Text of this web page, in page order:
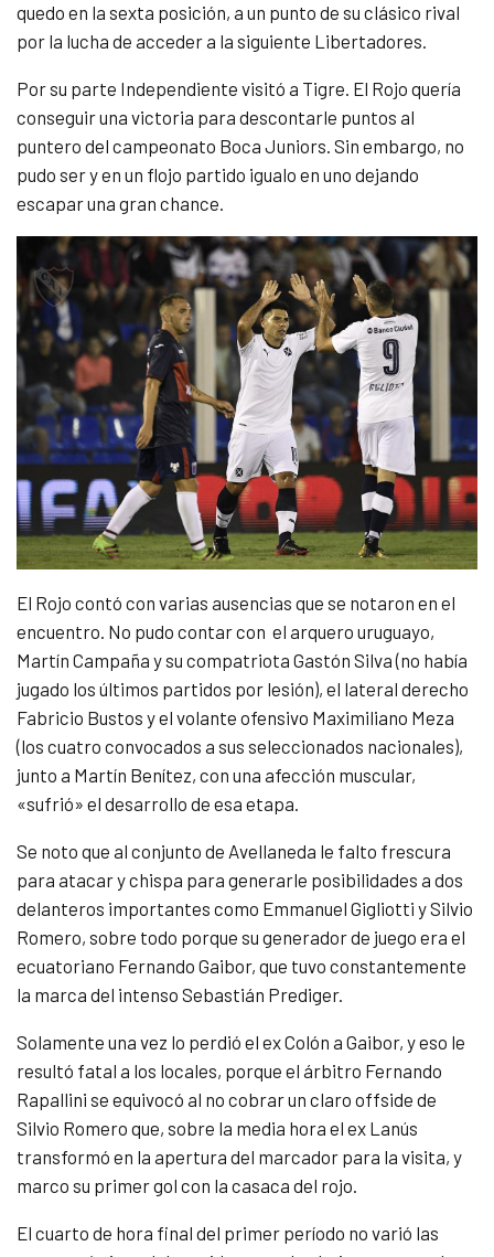
quedo en la sexta posición, a un punto de su clásico rival
por la lucha de acceder a la siguiente Libertadores.
Por su parte Independiente visitó a Tigre. El Rojo quería
conseguir una victoria para descontarle puntos al
puntero del campeonato Boca Juniors. Sin embargo, no
pudo ser y en un flojo partido igualo en uno dejando
escapar una gran chance.
El Rojo contó con varias ausencias que se notaron en el
encuentro. No pudo contar con el arquero uruguayo,
Martín Campaña y su compatriota Gastón Silva (no había
jugado los últimos partidos por lesión), el lateral derecho
Fabricio Bustos y el volante ofensivo Maximiliano Meza
(los cuatro convocados a sus seleccionados nacionales),
junto a Martín Benítez, con una afección muscular,
«sufrió» el desarrollo de esa etapa.
Se noto que al conjunto de Avellaneda le falto frescura
para atacar y chispa para generarle posibilidades a dos
delanteros importantes como Emmanuel Gigliotti y Silvio
Romero, sobre todo porque su generador de juego era el
ecuatoriano Fernando Gaibor, que tuvo constantemente
la marca del intenso Sebastián Prediger.
Solamente una vez lo perdió el ex Colón a Gaibor, y eso le
resultó fatal a los locales, porque el árbitro Fernando
Rapallini se equivocó al no cobrar un claro offside de
Silvio Romero que, sobre la media hora el ex Lanús
transformó en la apertura del marcador para la visita, y
marco su primer gol con la casaca del rojo.
El cuarto de hora final del primer período no varió las